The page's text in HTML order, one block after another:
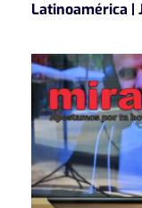
Latinoamérica |